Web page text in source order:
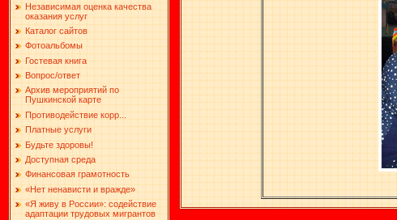
Независимая оценка качества
оказания услуг
Каталог сайтов
Фотоальбомы
Гостевая книга
Вопрос/ответ
Архив мероприятий по
Пушкинской карте
Противодействие корр...
Платные услуги
Будьте здоровы!
Доступная среда
Финансовая грамотность
«Нет ненависти и вражде»
«Я живу в России»: содействие
адаптации трудовых мигрантов